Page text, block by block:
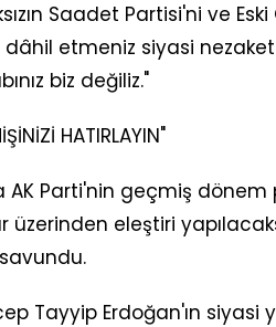
Saadet Partisi'ni ve Eski
etmeniz siyasi
biz değiliz."
HATIRLAYIN"
AK Parti'nin geçmiş
üzerinden eleştiri
Tayyip Erdoğan'ın siyasi